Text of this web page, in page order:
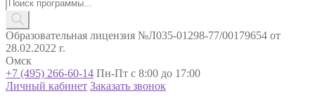
товаров
Образовательная лицензия №Л035-01298-77/00179654 от
28.02.2022 г.
Омск
+7 (495) 266-60-14 Пн-Пт с 8:00 до 17:00
Личный кабинет Заказать звонок